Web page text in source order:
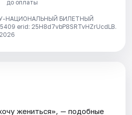
до оплаты
НАЦИОНАЛЬНЫЙ БИЛЕТНЫЙ
erid: 25H8d7vbP8SRTvHZrUcdLB.
жениться», — подобные